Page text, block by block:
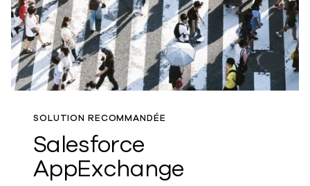
SOLUTION RECOMMANDÉE
Salesforce
AppExchange